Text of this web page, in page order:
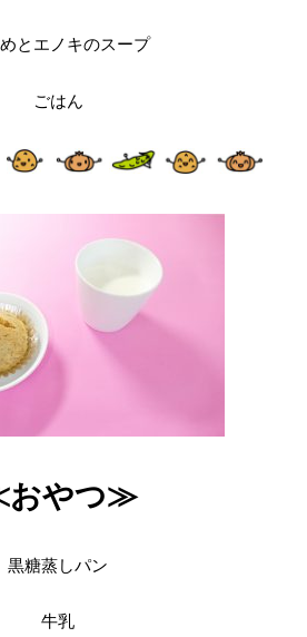
とエノキのスープ
ごはん
やつ≫
黒糖蒸しパン
牛乳